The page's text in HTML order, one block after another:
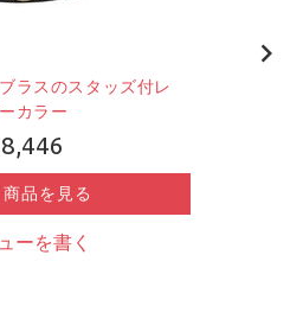
ラスのスタッズ付レ
カラー
商品を見る
ーを書く